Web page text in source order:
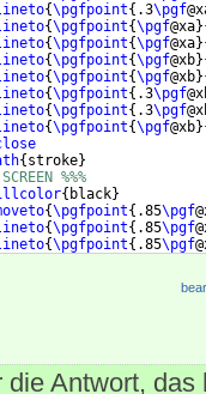
{\pgfpoint{ .3\pgf
{\pgfpoint{\pgf@xa}
{\pgfpoint{\pgf@xa}
{\pgfpoint{\pgf@xb}
{\pgfpoint{\pgf@xb}
{\pgfpoint{ .3\pgf
{\pgfpoint{ .3\pgf
{\pgfpoint{\pgf@xb}
{ stroke}
%%%
{ black}
{\pgfpoint{ .85\pgf
{\pgfpoint{ .85\pgf
{\pgfpoint{ .85\pgf
Antwort,